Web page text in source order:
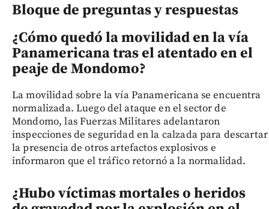
Bloque de preguntas y respuestas
¿Cómo quedó la movilidad en la vía
Panamericana tras el atentado en el
peaje de Mondomo?
La movilidad sobre la vía Panamericana se encuentra
normalizada. Luego del ataque en el sector de
Mondomo, las Fuerzas Militares adelantaron
inspecciones de seguridad en la calzada para descartar
la presencia de otros artefactos explosivos e
informaron que el tráfico retornó a la normalidad.
¿Hubo víctimas mortales o heridos